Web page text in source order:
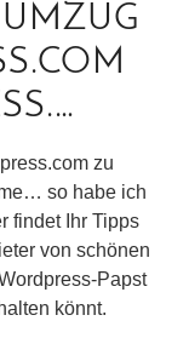
zu
so habe ich
findet Ihr Tipps
von schönen
Papst
könnt.